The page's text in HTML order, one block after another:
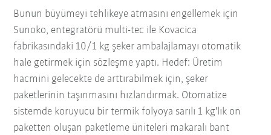
Bunun büyümeyi tehlikeye atmasını engellemek için
Sunoko, entegratörü multi-tec ile Kovacica
fabrikasındaki 10/1 kg şeker ambalajlamayı otomatik
hale getirmek için sözleşme yaptı. Hedef: Üretim
hacmini gelecekte de arttırabilmek için, şeker
paketlerinin taşınmasını hızlandırmak. Otomatize
sistemde koruyucu bir termik folyoya sarılı 1 kg'lık on
paketten oluşan paketleme üniteleri makaralı bant